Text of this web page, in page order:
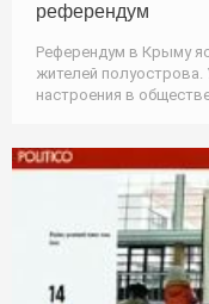
референдум
Референдум в Крыму
жителей
настроения в